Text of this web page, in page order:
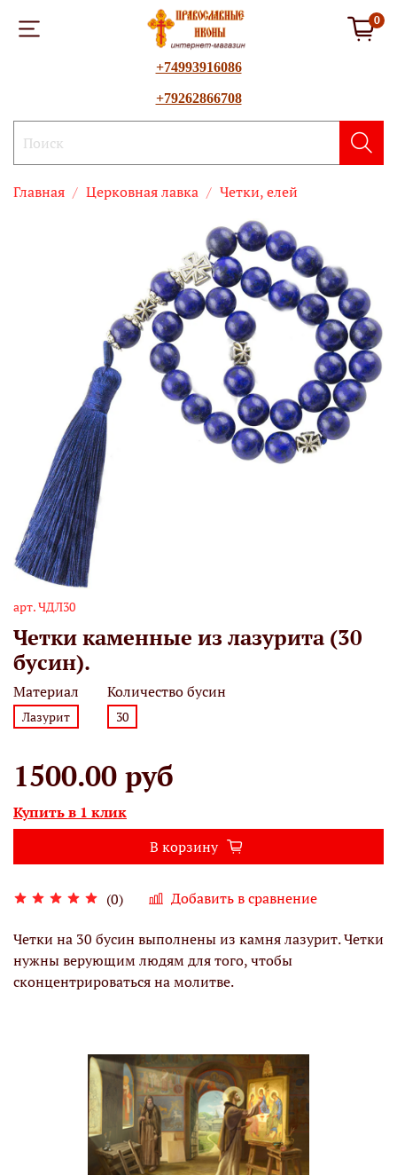
0
+74993916086
+79262866708
Главная Церковная лавка Четки, елей
арт.ЧДЛ30
Четки каменные из лазурита (30
бусин).
(0) Добавить в сравнение
Материал
Лазурит
Количество бусин
30
1500.00 руб
Купить в 1 клик
В корзину
Четки на 30 бусин выполнены из камня лазурит. Четки
нужны верующим людям для того, чтобы
сконцентрироваться на молитве.